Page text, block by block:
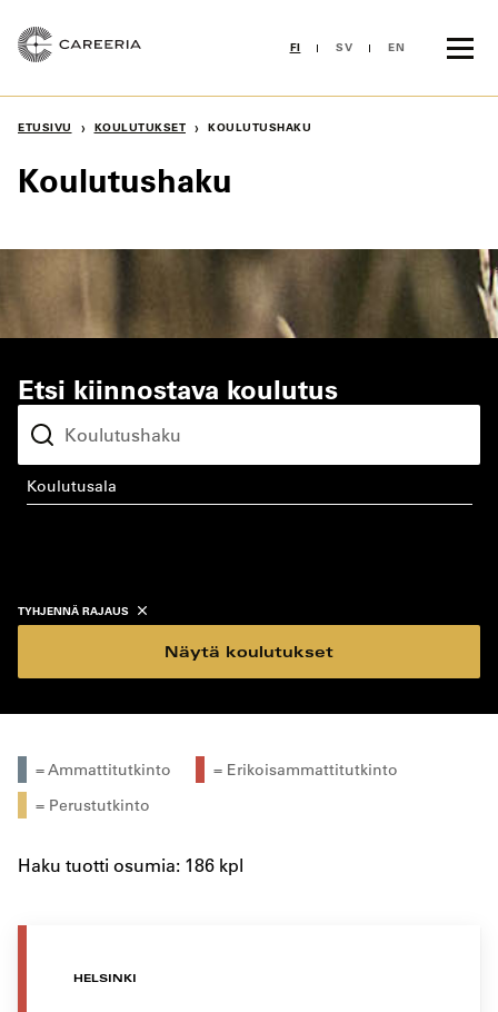
sisältöön
FI SV EN
ETUSIVU › KOULUTUKSET › KOULUTUSHAKU
Koulutushaku
Etsi kiinnostava koulutus
koulutusala
TYHJENNÄ RAJAUS
Näytä koulutukset
= Ammattitutkinto
= Erikoisammattitutkinto
= Perustutkinto
Haku tuotti osumia: 186 kpl
HELSINKI